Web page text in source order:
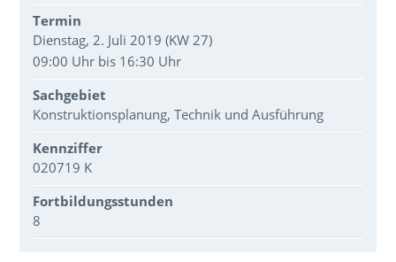
Termin
Dienstag, 2. Juli 2019 (KW 27)
09:00 Uhr bis 16:30 Uhr
Sachgebiet
Konstruktionsplanung, Technik und Ausführung
Kennziffer
020719 K
Fortbildungsstunden
8